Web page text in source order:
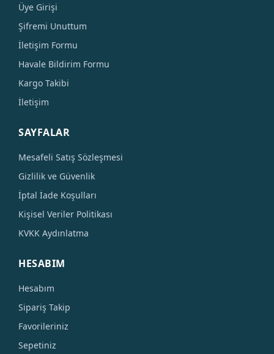
Üye Girişi
Şifremi Unuttum
İletişim Formu
Havale Bildirim Formu
Kargo Takibi
İletişim
SAYFALAR
Mesafeli Satış Sözleşmesi
Gizlilik ve Güvenlik
İptal İade Koşulları
Kişisel Veriler Politikası
KVKK Aydınlatma
HESABIM
Hesabım
Sipariş Takip
Favorileriniz
Sepetiniz